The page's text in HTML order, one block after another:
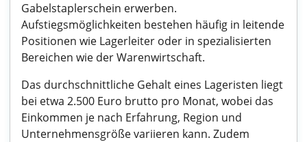
Gabelstaplerschein erwerben.
Aufstiegsmöglichkeiten bestehen häufig in leitende
Positionen wie Lagerleiter oder in spezialisierten
Bereichen wie der Warenwirtschaft.
Das durchschnittliche Gehalt eines Lageristen liegt
bei etwa 2.500 Euro brutto pro Monat, wobei das
Einkommen je nach Erfahrung, Region und
Unternehmensgröße variieren kann. Zudem